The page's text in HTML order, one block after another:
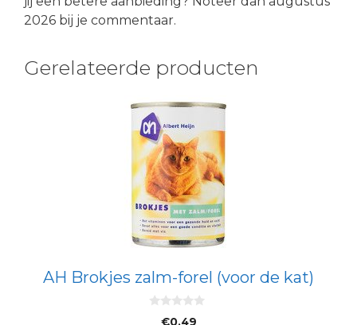
2026 bij je commentaar.
Gerelateerde producten
AH Brokjes zalm-forel (voor de kat)
€0.49